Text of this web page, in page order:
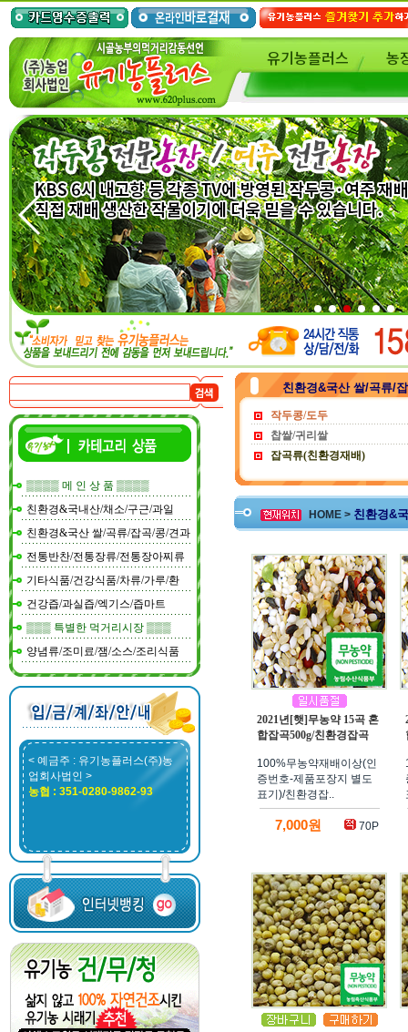
유기농플러스 농
▒▒▒▒ 메 인 상 품 ▒▒▒▒
친환경&국내산/채소/구근/과일
친환경&국산 쌀/곡류/잡곡/콩/견과
전통반찬/전통장류/전통장아찌류
기타식품/건강식품/차류/가루/환
건강즙/과실즙/엑기스/즙마트
▒▒▒ 특별한 먹거리시장 ▒▒▒
양념류/조미료/잼/소스/조리식품
< 예금주 : 유기농플러스(주)농
업회사법인 >
농협 : 351-0280-9862-93
친환경&국산 쌀/곡류/
작두콩/도두
찹쌀/귀리쌀
잡곡류(친환경재배)
HOME > 친환경&
2021년[햇]무농약 15곡 혼
합잡곡500g/친환경잡곡
100%무농약재배이상(인
증번호-제품포장지 별도
표기)/친환경잡..
7,000원 70P